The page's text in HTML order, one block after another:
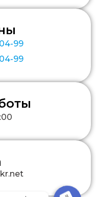
99
99